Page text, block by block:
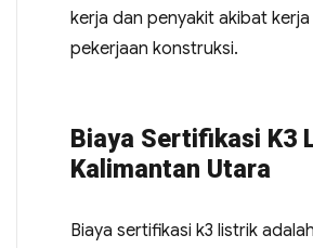
kerja dan penyakit akibat
pekerjaan konstruksi.
Biaya Sertifikasi K3
Kalimantan Utara
Biaya sertifikasi k3 listrik